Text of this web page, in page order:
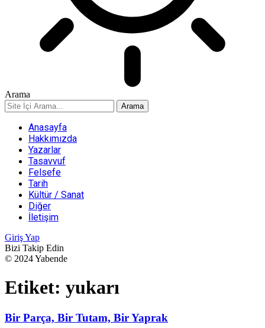
Arama
Anasayfa
Hakkımızda
Yazarlar
Tasavvuf
Felsefe
Tarih
Kültür / Sanat
Diğer
İletişim
Giriş Yap
Bizi Takip Edin
© 2024 Yabende
Etiket: yukarı
Bir Parça, Bir Tutam, Bir Yaprak